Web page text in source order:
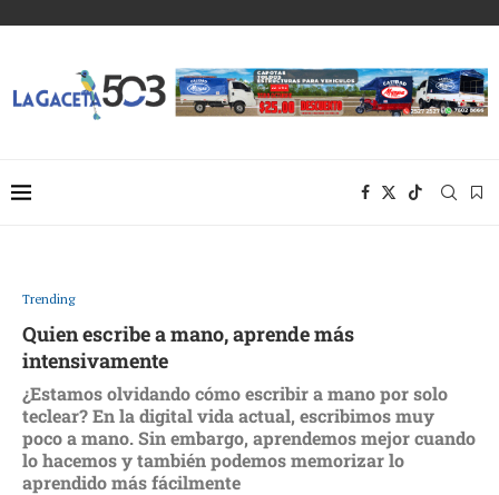
Trending
Quien escribe a mano, aprende más
intensivamente
¿Estamos olvidando cómo escribir a mano por solo
teclear? En la digital vida actual, escribimos muy
poco a mano. Sin embargo, aprendemos mejor cuando
lo hacemos y también podemos memorizar lo
aprendido más fácilmente